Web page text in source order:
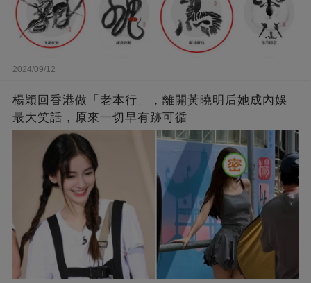
2024/09/12
楊穎回香港做「老本行」，離開黃曉明后她成內娛
最大笑話，原來一切早有跡可循